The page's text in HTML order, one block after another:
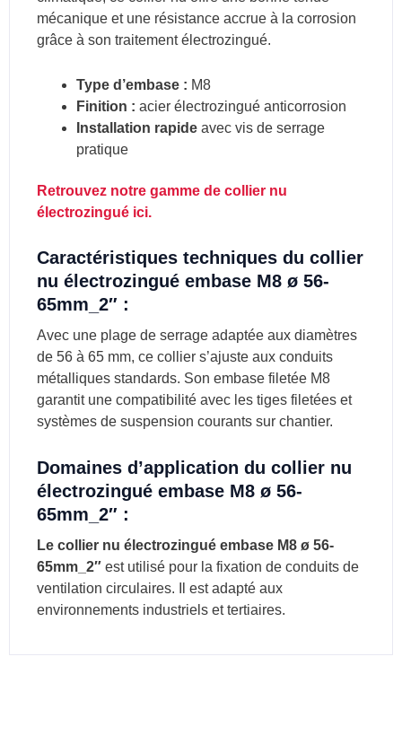
mécanique et une résistance accrue à la corrosion
grâce à son traitement électrozingué.
Type d’embase : M8
Finition : acier électrozingué anticorrosion
Installation rapideavec vis de serrage
pratique
Retrouvez notre gamme de collier nu
électrozingué ici.
Caractéristiques techniques du collier
nu électrozingué embase M8 ø 56-
65mm_2″ :
Avec une plage de serrage adaptée aux diamètres
de 56 à 65 mm, ce collier s’ajuste aux conduits
métalliques standards. Son embase filetée M8
garantit une compatibilité avec les tiges filetées et
systèmes de suspension courants sur chantier.
Domaines d’application du collier nu
électrozingué embase M8 ø 56-
65mm_2″ :
Le collier nu électrozingué embase M8 ø 56-
65mm_2″ est utilisé pour la fixation de conduits de
ventilation circulaires. Il est adapté aux
environnements industriels et tertiaires.